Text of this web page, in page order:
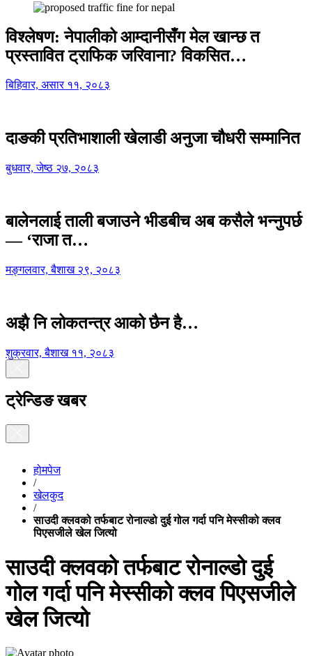
विश्लेषण: नेपालीको आम्दानीसँग मेल खान्छ त
प्रस्तावित ट्राफिक जरिवाना? विकसित…
बिहिवार, असार ११, २०८३
दाङकी प्रतिभाशाली खेलाडी अनुजा चौधरी सम्मानित
बुधवार, जेष्ठ २७, २०८३
बालेनलाई ताली बजाउने भीडबीच अब कसैले भन्नुपर्छ
— ‘राजा त…
मङ्गलवार, बैशाख २९, २०८३
अझै नि लोकतन्त्र आको छैन है…
शुक्रवार, बैशाख ११, २०८३
ट्रेन्डिङ खबर
होमपेज
/
खेलकुद
/
साउदी क्लवको तर्फबाट रोनाल्डो दुई गोल गर्दा पनि मेस्सीको क्लव
पिएसजीले खेल जित्यो
साउदी क्लवको तर्फबाट रोनाल्डो दुई
गोल गर्दा पनि मेस्सीको क्लव पिएसजीले
खेल जित्यो